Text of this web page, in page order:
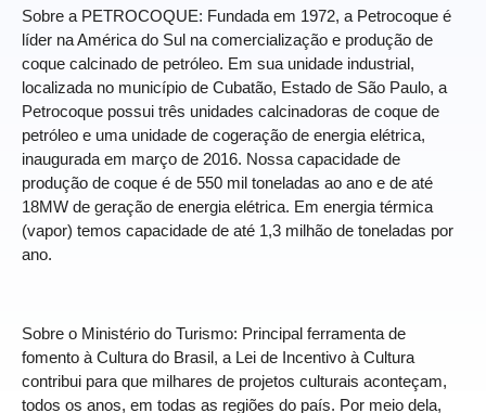
Sobre a PETROCOQUE: Fundada em 1972, a Petrocoque é
líder na América do Sul na comercialização e produção de
coque calcinado de petróleo. Em sua unidade industrial,
localizada no município de Cubatão, Estado de São Paulo, a
Petrocoque possui três unidades calcinadoras de coque de
petróleo e uma unidade de cogeração de energia elétrica,
inaugurada em março de 2016. Nossa capacidade de
produção de coque é de 550 mil toneladas ao ano e de até
18MW de geração de energia elétrica. Em energia térmica
(vapor) temos capacidade de até 1,3 milhão de toneladas por
ano.
Sobre o Ministério do Turismo: Principal ferramenta de
fomento à Cultura do Brasil, a Lei de Incentivo à Cultura
contribui para que milhares de projetos culturais aconteçam,
todos os anos, em todas as regiões do país. Por meio dela,